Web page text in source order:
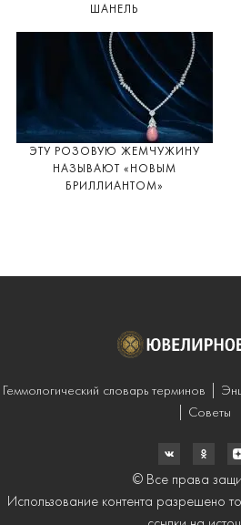
ШАНЕЛЬ
ЭТУ РОЗОВУЮ ЖЕМЧУЖИНУ
НАЗЫВАЮТ «НОВЫМ
БРИЛЛИАНТОМ»
Геммологический словарь терминов
Советы
© Все права
Использование контента разрешено